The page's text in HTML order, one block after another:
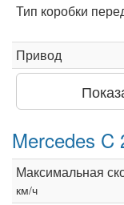
Тип коробки
Привод
Mercedes C
Максимальная
км/ч